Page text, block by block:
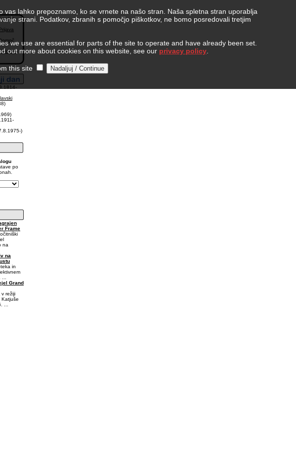
)
po
Frame
na
na
in
Grand
v režiji
Katjuše
...
lahko prepoznamo, ko se vrnete na našo stran. Naša spletna stran uporablja
strani. Podatkov, zbranih s pomočjo piškotkov, ne bomo posredovali tretjim
we use are essential for parts of the site to operate and have already been set.
out more about cookies on this website, see our privacy policy
this site